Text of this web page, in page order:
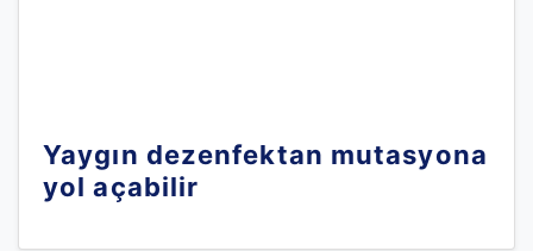
Yaygın dezenfektan mutasyona
yol açabilir